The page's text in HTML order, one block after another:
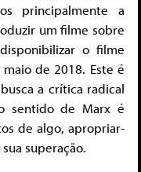
principalmente a
um filme sobre
o filme
de 2018. Este é
a crítica radical
sentido de Marx é
de algo, apropriar-
superação.